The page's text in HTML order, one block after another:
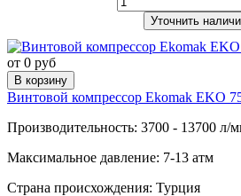
Уточнить
от 0 руб
В корзину
Винтовой компрессор Ekomak EKO
Производительность: 3700 - 13700 л/
Максимальное давление: 7-13 атм
Страна происхождения: Турция